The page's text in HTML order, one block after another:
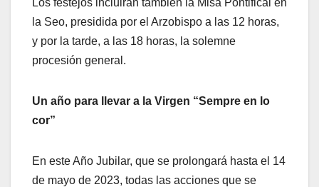
la Seo, presidida por el Arzobispo a las 12 horas,
y por la tarde, a las 18 horas, la solemne
procesión general.
Un año para llevar a la Virgen “Sempre en lo
cor”
En este Año Jubilar, que se prolongará hasta el 14
de mayo de 2023, todas las acciones que se